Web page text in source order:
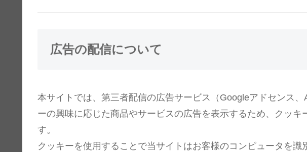
広告の配信について
本サイトでは、第三者配信の広告サービス（Googleアドセンス
ーの興味に応じた商品やサービスの広告を表示するため、クッキ
す。
クッキーを使用することで当サイトはお客様のコンピュータを識